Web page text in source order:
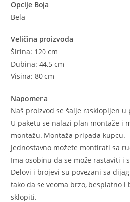
Opcije Boja
Bela
Veličina proizvoda
Širina: 120 cm
Dubina: 44,5 cm
Visina: 80 cm
Napomena
Naš proizvod se šalje rasklopljen u
U paketu se nalazi plan montaže i
montažu. Montaža pripada kupcu.
Jednostavno možete montirati sa
Ima osobinu da se može rastaviti i
Delovi i brojevi su povezani sa
tako da se veoma brzo, besplatno i
sklopiti.